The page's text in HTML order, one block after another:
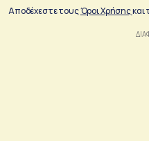
Αποδέχεστε τουςΌροι Χρήσηςκαι